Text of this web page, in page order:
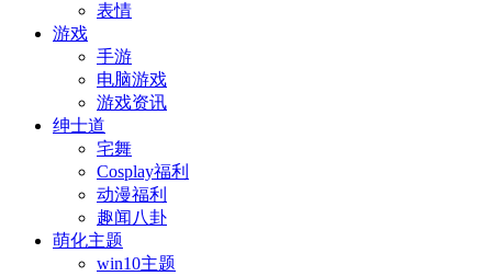
表情
游戏
手游
电脑游戏
游戏资讯
绅士道
宅舞
Cosplay福利
动漫福利
趣闻八卦
萌化主题
win10主题